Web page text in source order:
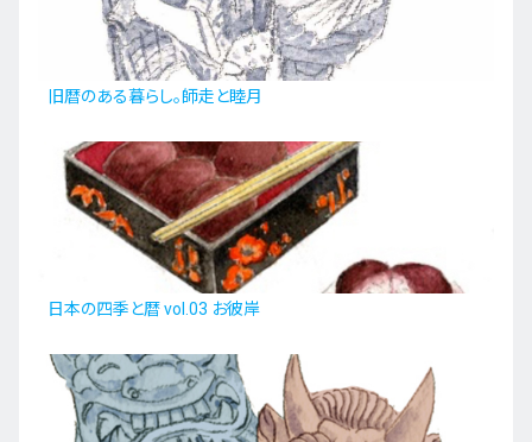
旧暦のある暮らし。師走と睦月
日本の四季と暦 vol.03 お彼岸